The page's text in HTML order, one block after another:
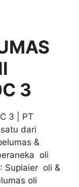
3
3 | PT
dari
&
oli
Suplaier oli &
oli